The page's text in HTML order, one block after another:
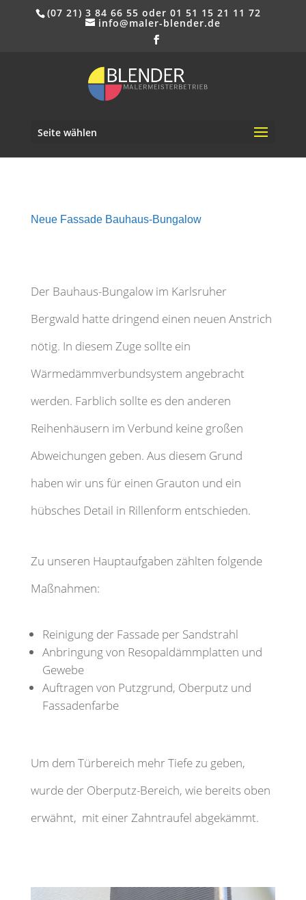
(07 21) 3 84 66 55 oder 01 51 15 21 11 72
info@maler-blender.de
Seite wählen
Neue Fassade Bauhaus-Bungalow
Der Bauhaus-Bungalow im Karlsruher
Bergwald hatte dringend einen neuen Anstrich
nötig. In diesem Zuge sollte ein
Wärmedämmverbundsystem angebracht
werden. Farblich sollte es den anderen
Reihenhäusern im Verbund keine großen
Abweichungen geben. Aus diesem Grund
haben wir uns für einen Grauton und ein
hübsches Detail in Rillenform entschieden.
Zu unseren Hauptaufgaben zählten folgende
Maßnahmen:
Reinigung der Fassade per Sandstrahl
Anbringung von Resopaldämmplatten und
Gewebe
Auftragen von Putzgrund, Oberputz und
Fassadenfarbe
Um dem Türbereich mehr Tiefe zu geben,
wurde der Oberputz-Bereich, wie bereits oben
erwähnt, mit einer Zahntraufel abgekämmt.